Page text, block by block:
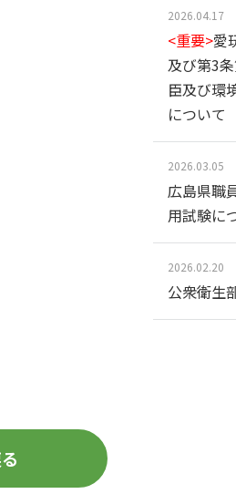
2026.04.17
<重要>愛
及び第3
臣及び環
について
2026.03.05
広島県職
用試験に
2026.02.20
公衆衛生